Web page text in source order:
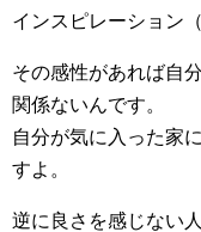
インスピレーション
その感性があれば自
関係ないんです。
自分が気に入った家
すよ。
逆に良さを感じない